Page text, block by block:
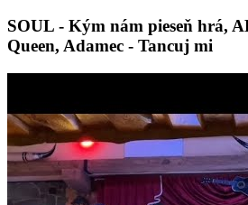
SOUL - Kým nám pieseň hrá,
Queen, Adamec - Tancuj mi